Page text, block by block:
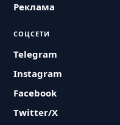
Реклама
СОЦСЕТИ
Telegram
Instagram
Facebook
Twitter/X